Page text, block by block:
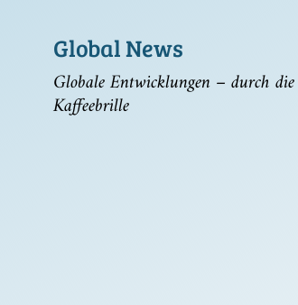
Global News
Globale Entwicklungen – durch die
Kaffeebrille